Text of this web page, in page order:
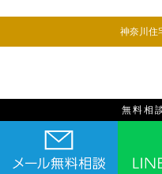
神奈川住
無料相